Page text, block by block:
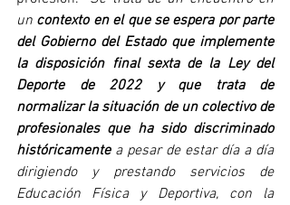
un contexto en el que se espera por parte
del Gobierno del Estado que implemente
la disposición final sexta de la Ley del
Deporte de 2022 y que trata de
normalizar la situación de un colectivo de
profesionales que ha sido discriminado
históricamente a pesar de estar día a día
dirigiendo y prestando servicios de
Educación Física y Deportiva, con la